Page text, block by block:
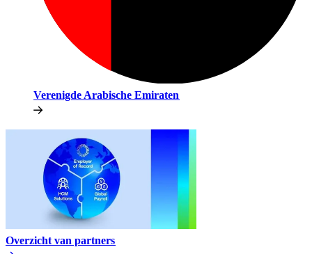
Verenigde Arabische Emiraten​​
Overzicht van partners​​